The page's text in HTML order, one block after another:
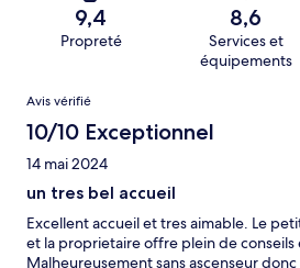
9,4
Propreté
8,6
Services et
équipements
Avis
Avis vérifié
10/10 Exceptionnel
14 mai 2024
un tres bel accueil
Excellent accueil et tres aimable. Le
et la proprietaire offre plein de conseils
Malheureusement sans ascenseur